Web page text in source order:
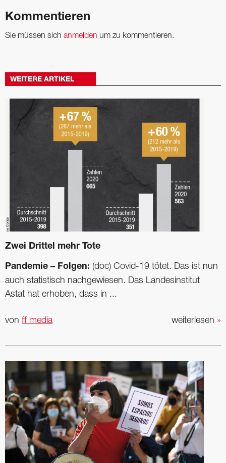
Kommentieren
Sie müssen sich anmelden um zu kommentieren.
WEITERE ARTIKEL
Zwei Drittel mehr Tote
Pandemie – Folgen: (doc) Covid-19 tötet. Das ist nun
auch statistisch nachgewiesen. Das Landesinstitut
Astat hat erhoben, dass in ...
weiterlesen »
von ff media